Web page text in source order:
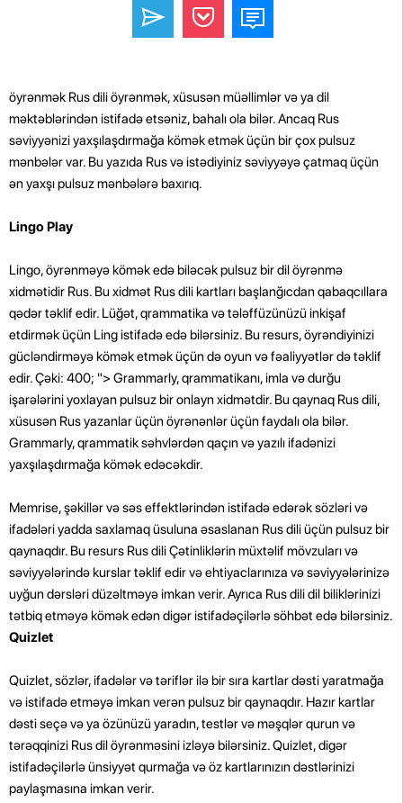
öyrənmək Rus dili öyrənmək, xüsusən müəllimlər və ya dil
məktəblərindən istifadə etsəniz, bahalı ola bilər. Ancaq Rus
səviyyənizi yaxşılaşdırmağa kömək etmək üçün bir çox pulsuz
mənbələr var. Bu yazıda Rus və istədiyiniz səviyyəyə çatmaq üçün
ən yaxşı pulsuz mənbələrə baxırıq.
Lingo Play
Lingo, öyrənməyə kömək edə biləcək pulsuz bir dil öyrənmə
xidmətidir Rus. Bu xidmət Rus dili kartları başlanğıcdan qabaqcıllara
qədər təklif edir. Lüğət, qrammatika və tələffüzünüzü inkişaf
etdirmək üçün Ling istifadə edə bilərsiniz. Bu resurs, öyrəndiyinizi
gücləndirməyə kömək etmək üçün də oyun və fəaliyyətlər də təklif
edir. Çəki: 400; "> Grammarly, qrammatikanı, imla və durğu
işarələrini yoxlayan pulsuz bir onlayn xidmətdir. Bu qaynaq Rus dili,
xüsusən Rus yazanlar üçün öyrənənlər üçün faydalı ola bilər.
Grammarly, qrammatik səhvlərdən qaçın və yazılı ifadənizi
yaxşılaşdırmağa kömək edəcəkdir.
Memrise, şəkillər və səs effektlərindən istifadə edərək sözləri və
ifadələri yadda saxlamaq üsuluna əsaslanan Rus dili üçün pulsuz bir
qaynaqdır. Bu resurs Rus dili Çətinliklərin müxtəlif mövzuları və
səviyyələrində kurslar təklif edir və ehtiyaclarınıza və səviyyələrinizə
uyğun dərsləri düzəltməyə imkan verir. Ayrıca Rus dili dil biliklərinizi
tətbiq etməyə kömək edən digər istifadəçilərlə söhbət edə bilərsiniz.
Quizlet
Quizlet, sözlər, ifadələr və təriflər ilə bir sıra kartlar dəsti yaratmağa
və istifadə etməyə imkan verən pulsuz bir qaynaqdır. Hazır kartlar
dəsti seçə və ya özünüzü yaradın, testlər və məşqlər qurun və
tərəqqinizi Rus dil öyrənməsini izləyə bilərsiniz. Quizlet, digər
istifadəçilərlə ünsiyyət qurmağa və öz kartlarınızın dəstlərinizi
paylaşmasına imkan verir.